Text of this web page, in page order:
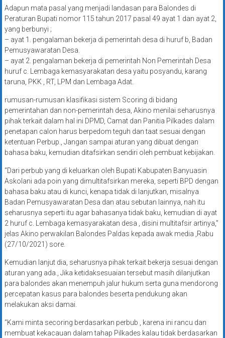
Adapun mata pasal yang menjadi landasan para Balondes di
Peraturan Bupati nomor 115 tahun 2017 pasal 49 ayat 1 dan ayat 2,
yang berbunyi ;
– ayat 1. pengalaman bekerja di pemerintah desa di huruf b, Badan
Pemusyawaratan Desa.
– ayat 2. pengalaman bekerja di pemerintah Non Pemerintah Desa
huruf c. Lembaga kemasyarakatan desa yaitu posyandu, karang
taruna, PKK , RT, LPM dan Lembaga Adat.
rumusan-rumusan klasifikasi sistem Scoring di bidang
pemerintahan dan non-pemerintah desa, Akino menilai seharusnya
pihak terkait dalam hal ini DPMD, Camat dan Panitia Pilkades dalam
penetapan calon harus berpedom teguh dan taat sesuai dengan
ketentuan Perbup., Jangan sampai aturan yang dibuat dengan
bahasa baku, kemudian ditafsirkan sendiri oleh pembuat kebijakan.
“Dari perbub yang di keluarkan oleh Bupati Kabupaten Banyuasin
Askolani ada poin yang dimultitafsirkan mereka, seperti BPD dengan
bahasa baku atau di kunci, kenapa tidak di lanjutkan, misalnya
Badan Pemusyawaratan Desa dan atau sebutan lainnya, nah itu
seharusnya seperti itu agar bahasanya tidak baku, kemudian di ayat
2 huruf c. Lembaga kemasyarakatan desa , disini multitafsir artinya,”
jelas Akino perwakilan Balondes Paldas kepada awak media ,Rabu
(27/10/2021) sore.
Kemudian lanjut dia, seharusnya pihak terkait bekerja sesuai dengan
aturan yang ada., Jika ketidaksesuaian tersebut masih dilanjutkan
para balondes akan menempuh jalur hukum serta guna mendorong
percepatan kasus para balondes beserta pendukung akan
melakukan aksi damai.
“Kami minta secoring berdasarkan perbub , karena ini rancu dan
membuat kekacauan dalam tahap Pilkades kalau tidak berdasarkan